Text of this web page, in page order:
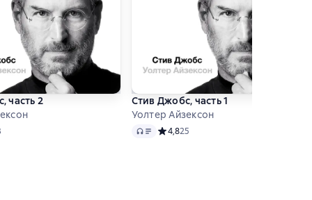
часть 2
рейтинг 4,9 на основе 13 оценок
Стив Джобс, часть 1
Уолтер Айзексон
Audio Средний рейтинг 4,8 на основе 25
4,825